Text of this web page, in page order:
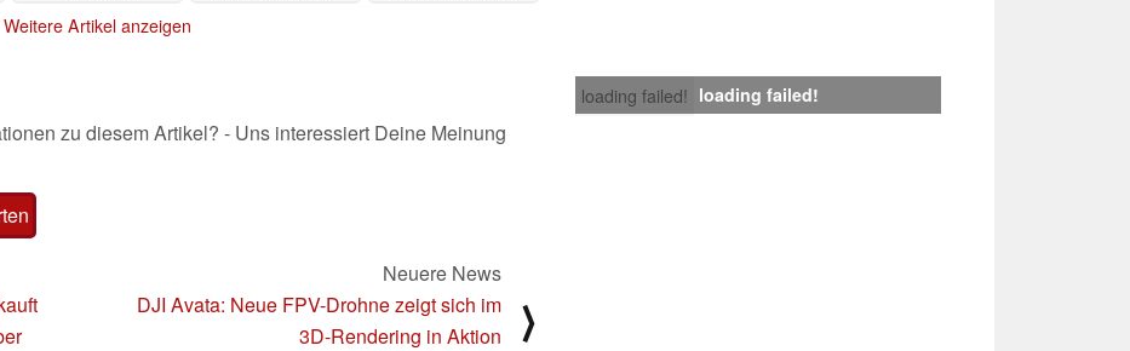
im Handel28.06.2022
Weitere Artikel anzeigen
loading failed! loading failed!
zu diesem Artikel? - Uns interessiert Deine Meinung
Neuere News
DJI Avata: Neue FPV-Drohne zeigt sich im
3D-Rendering in Aktion
⟩